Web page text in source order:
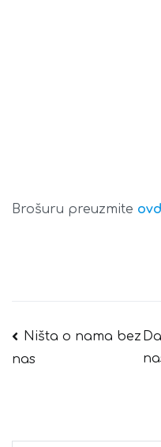
Brošuru preuzmite
Navigacija
Ništa o nama bez
nas